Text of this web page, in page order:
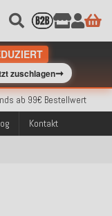
zuschlagen➞
ab 99€ Bestellwert
Bestellungen
Amazon Pay
ab 99€ Bestellwert
Bestellungen
Kontakt